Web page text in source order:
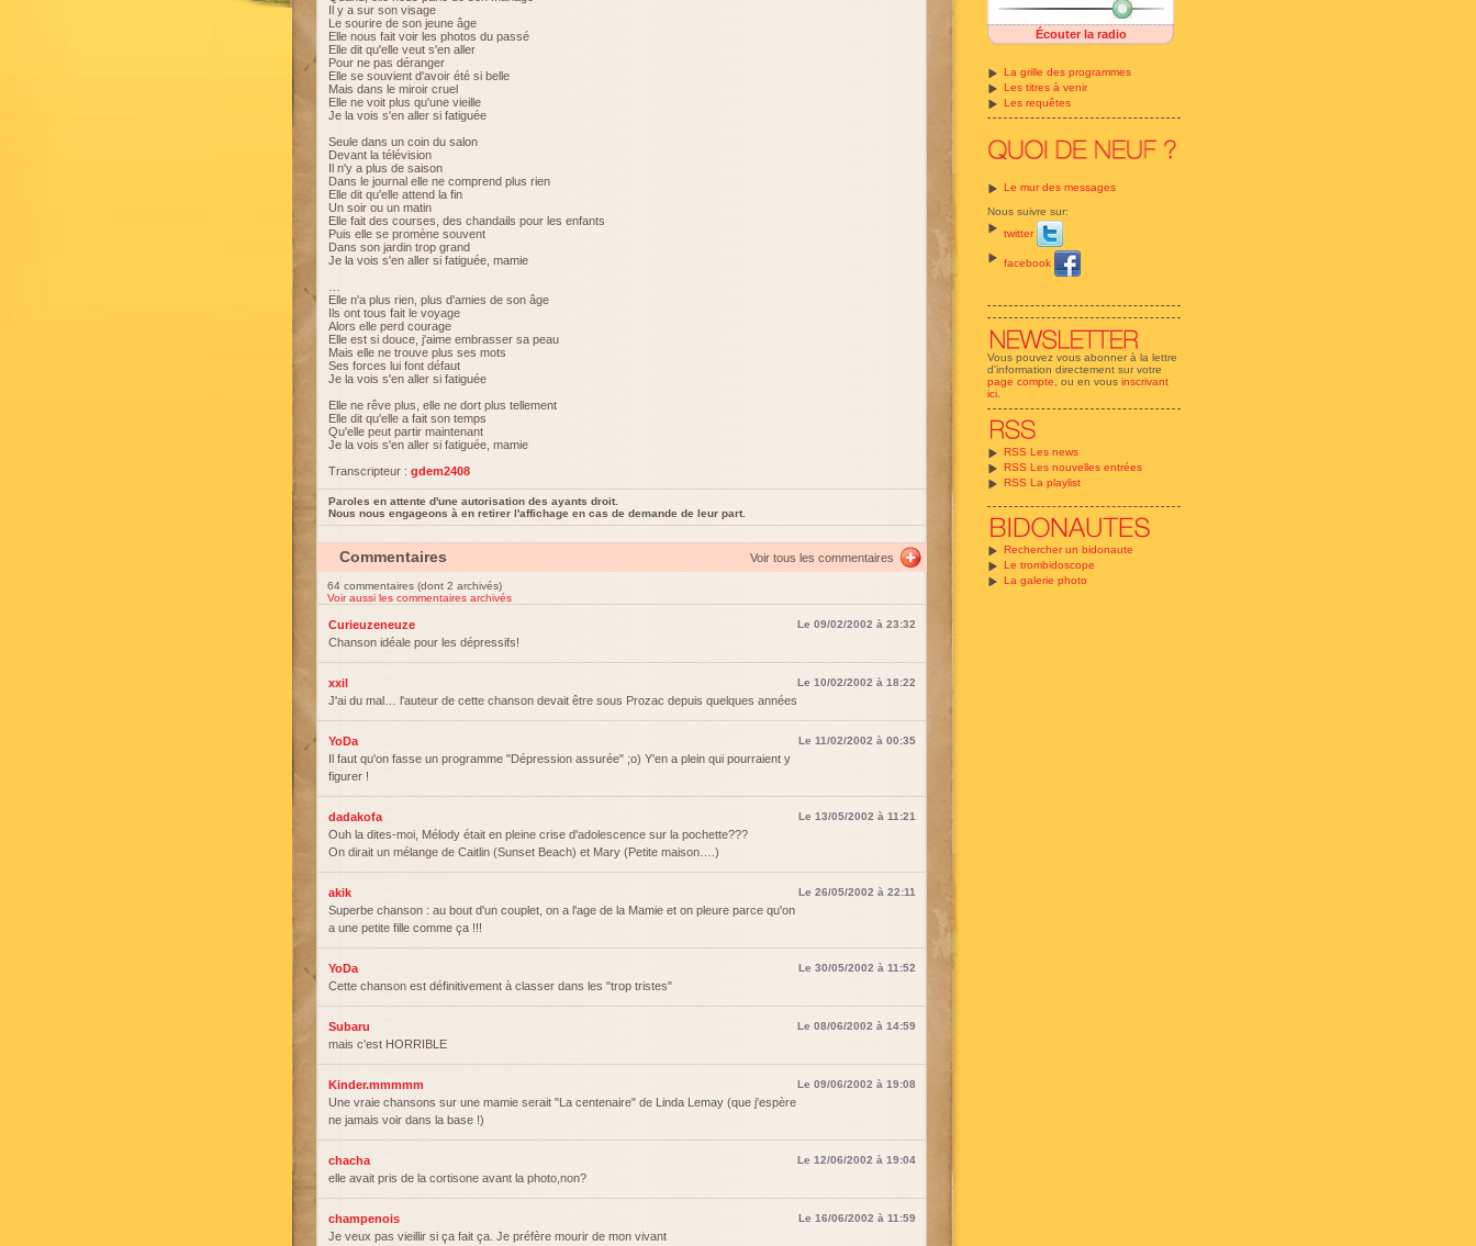
Écouter la radio
La grille des programmes
Les titres à venir
Les requêtes
Le mur des messages
Nous suivre sur:
twitter
facebook
Vous pouvez vous abonner à la lettre
d'information directement sur votre
page compte , ou en vous inscrivant
ici
RSS Les news
RSS Les nouvelles entrées
RSS La playlist
Rechercher un bidonaute
Le trombidoscope
La galerie photo
Il y a sur son visage
Le sourire de son jeune âge
Elle nous fait voir les photos du passé
Elle dit qu'elle veut s'en aller
Pour ne pas déranger
Elle se souvient d'avoir été si belle
Mais dans le miroir cruel
Elle ne voit plus qu'une vieille
Je la vois s'en aller si fatiguée
Seule dans un coin du salon
Devant la télévision
Il n'y a plus de saison
Dans le journal elle ne comprend plus rien
Elle dit qu'elle attend la fin
Un soir ou un matin
Elle fait des courses, des chandails pour les enfants
Puis elle se promène souvent
Dans son jardin trop grand
Je la vois s'en aller si fatiguée, mamie
Elle n'a plus rien, plus d'amies de son âge
Ils ont tous fait le voyage
Alors elle perd courage
Elle est si douce, j'aime embrasser sa peau
Mais elle ne trouve plus ses mots
Ses forces lui font défaut
Je la vois s'en aller si fatiguée
Elle ne rêve plus, elle ne dort plus tellement
Elle dit qu'elle a fait son temps
Qu'elle peut partir maintenant
Je la vois s'en aller si fatiguée, mamie
Transcripteur : gdem2408
Paroles en attente d'une autorisation des ayants droit.
Nous nous engageons à en retirer l'affichage en cas de demande de leur part.
Commentaires Voir tous les commentaires
64 commentaires (dont 2 archivés)
Voir aussi les commentaires archivés
Curieuzeneuze Le 09/02/2002 à 23:32
Chanson idéale pour les dépressifs!
xxil Le 10/02/2002 à 18:22
J'ai du mal… l'auteur de cette chanson devait être sous Prozac depuis quelques années
YoDa Le 11/02/2002 à 00:35
Il faut qu'on fasse un programme "Dépression assurée" ;o) Y'en a plein qui pourraient y
figurer !
dadakofa Le 13/05/2002 à 11:21
Ouh la dites-moi, Mélody était en pleine crise d'adolescence sur la pochette???
On dirait un mélange de Caitlin (Sunset Beach) et Mary (Petite maison….)
akik Le 26/05/2002 à 22:11
Superbe chanson : au bout d'un couplet, on a l'age de la Mamie et on pleure parce qu'on
a une petite fille comme ça !!!
YoDa Le 30/05/2002 à 11:52
Cette chanson est définitivement à classer dans les "trop tristes"
Subaru Le 08/06/2002 à 14:59
mais c'est HORRIBLE
Kinder.mmmmm Le 09/06/2002 à 19:08
Une vraie chansons sur une mamie serait "La centenaire" de Linda Lemay (que j'espère
ne jamais voir dans la base !)
chacha Le 12/06/2002 à 19:04
elle avait pris de la cortisone avant la photo,non?
champenois Le 16/06/2002 à 11:59
Je veux pas vieillir si ça fait ça. Je préfère mourir de mon vivant